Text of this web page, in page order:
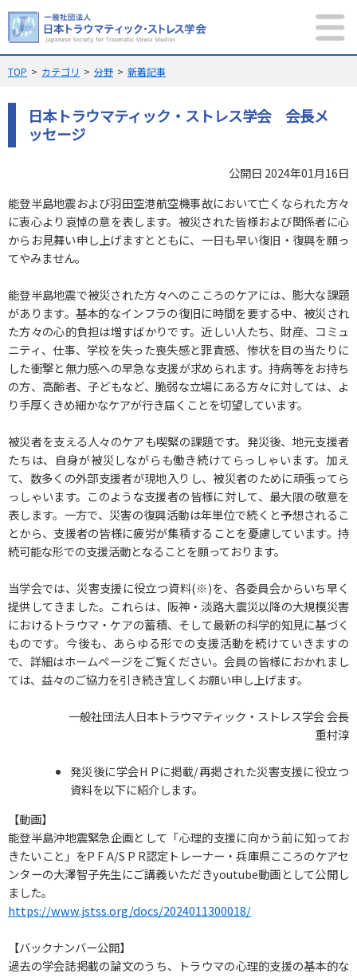
MENU
サイト内検索
当学会について 規則集
新着記事 PTSDトピックス
メンバーシップ English
閲覧支援ツール
文字の大きさ
拡大 標準 縮小
TOP カテゴリ 分野 新着記事
日本トラウマティック・ストレス学会 会長メ
ッセージ
公開日 2024年01月16日
能登半島地震および羽田空港航空機事故において亡くなられた方々
に衷心より哀悼の意を表します。被災された皆様および関係者に心
からお見舞い申し上げますとともに、一日も早い復旧・復興を願っ
てやみません。
能登半島地震で被災された方々へのこころのケアには、膨大な課題
があります。基本的なインフラの復旧に時間を要する中、被災され
た方々の心的負担は増すばかりです。近しい人たち、財産、コミュ
ニティ、仕事、学校を失った喪失感と罪責感、惨状を目の当たりに
した衝撃と無力感への早急な支援が求められます。持病等をお持ち
の方、高齢者、子どもなど、脆弱な立場にある方々に対しては、よ
り手厚くきめ細かなケアが行き届くことを切望しています。
被災者を支える人々のケアも喫緊の課題です。発災後、地元支援者
たちは、自身が被災しながらも働き続けてらっしゃいます。加え
て、数多くの外部支援者が現地入りし、被災者のために頑張ってら
っしゃいます。このような支援者の皆様に対して、最大限の敬意を
表します。一方で、災害の復興活動は年単位で続くと予想されるこ
とから、支援者の皆様に疲労が集積することを憂慮しています。持
続可能な形での支援活動となることを願っております。
当学会では、災害支援に役立つ資料(※)を、各委員会からいち早く
提供してきました。これらは、阪神・淡路大震災以降の大規模災害
におけるトラウマ・ケアの蓄積、そして最新の科学的知見に基づく
ものです。今後も、あらゆる形での支援活動を続けていきますの
で、詳細はホームページをご覧ください。会員の皆様におかれまし
ては、益々のご協力を引き続き宜しくお願い申し上げます。
一般社団法人日本トラウマティック・ストレス学会 会長
重村淳
発災後に学会H Pに掲載/再掲された災害支援に役立つ
資料を以下に紹介します。
【動画】
能登半島沖地震緊急企画として「心理的支援に向かう前に知ってお
きたいこと」をP F A/S P R認定トレーナー・兵庫県こころのケアセ
ンターの大澤智子先生にご講義いただきyoutube動画として公開し
ました。
https://www.jstss.org/docs/2024011300018/
【バックナンバー公開】
過去の学会誌掲載の論文のうち、トラウマの心理的支援の基本的な